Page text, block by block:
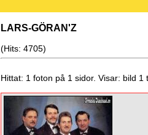
LARS-GÖRAN'Z
(Hits: 4705)
Hittat: 1 foton på 1 sidor. Visar: bild 1